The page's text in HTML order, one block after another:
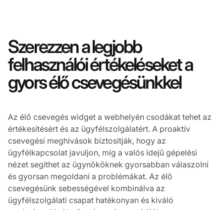
Szerezzen a legjobb
felhasználói értékeléseket a
gyors élő csevegésünkkel
Az élő csevegés widget a webhelyén csodákat tehet az
értékesítésért és az ügyfélszolgálatért. A proaktív
csevegési meghívások biztosítják, hogy az
ügyfélkapcsolat javuljon, míg a valós idejű gépelési
nézet segíthet az ügynököknek gyorsabban válaszolni
és gyorsan megoldani a problémákat. Az élő
csevegésünk sebességével kombinálva az
ügyfélszolgálati csapat hatékonyan és kiváló